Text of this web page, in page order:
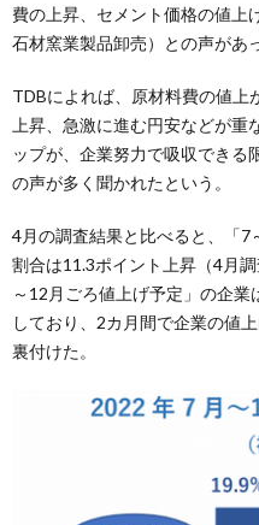
費の上昇、セメント価格の値上
石材窯業製品卸売）との声があ
TDBによれば、原材料費の値上
上昇、急激に進む円安などが
ップが、企業努力で吸収できる
の声が多く聞かれたという。
4月の調査結果と比べると、「
割合は11.3ポイント上昇（4月
～12月ごろ値上げ予定」の企業
しており、2カ月間で企業の値
裏付けた。